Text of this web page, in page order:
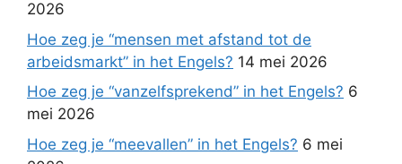
2026
Hoe zeg je “mensen met afstand tot de
arbeidsmarkt” in het Engels? 14 mei 2026
Hoe zeg je “vanzelfsprekend” in het Engels? 6
mei 2026
Hoe zeg je “meevallen” in het Engels? 6 mei